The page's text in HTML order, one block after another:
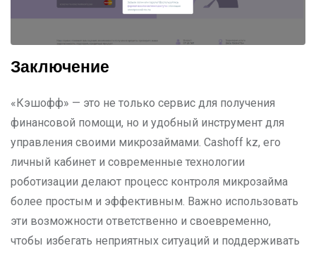
Заключение
«Кэшофф» — это не только сервис для получения
финансовой помощи, но и удобный инструмент для
управления своими микрозаймами. Cashoff kz, его
личный кабинет и современные технологии
роботизации делают процесс контроля микрозайма
более простым и эффективным. Важно использовать
эти возможности ответственно и своевременно,
чтобы избегать неприятных ситуаций и поддерживать